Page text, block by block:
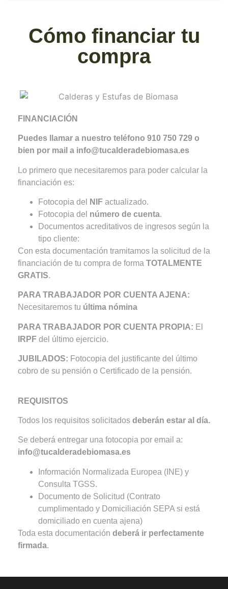
Cómo financiar tu
compra
FINANCIACIÓN
Puedes llamar a nuestro teléfono 910 750 729 o
bien por mail a info@tucalderadebiomasa.es
Lo primero que necesitaremos para poder calcular la
financiación es:
Fotocopia del NIF actualizado.
Fotocopia del número de cuenta.
Documentos acreditativos de ingresos según la
tipo cliente:
Con esta documentación tramitamos la solicitud de la
financiación de tu compra de forma TOTALMENTE
GRATIS.
PARA TRABAJADOR POR CUENTA AJENA:
Necesitaremos tu última nómina
PARA TRABAJADOR POR CUENTA PROPIA: El
IRPF del último ejercicio.
JUBILADOS: Fotocopia del justificante del último
cobro de su pensión o Certificado de la pensión.
REQUISITOS
Todos los requisitos solicitados deberán estar al día.
Se deberá entregar una fotocopia por email a:
info@tucalderadebiomasa.es
Información Normalizada Europea (INE) y
Consulta TGSS.
Documento de Solicitud (Contrato
cumplimentado y Domiciliación SEPA si está
domiciliado en cuenta ajena)
Toda esta documentación deberá ir perfectamente
firmada.